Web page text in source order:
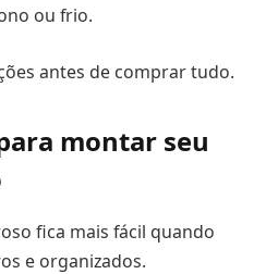
ou frio.
antes de comprar tudo.
montar seu
fica mais fácil quando
e organizados.